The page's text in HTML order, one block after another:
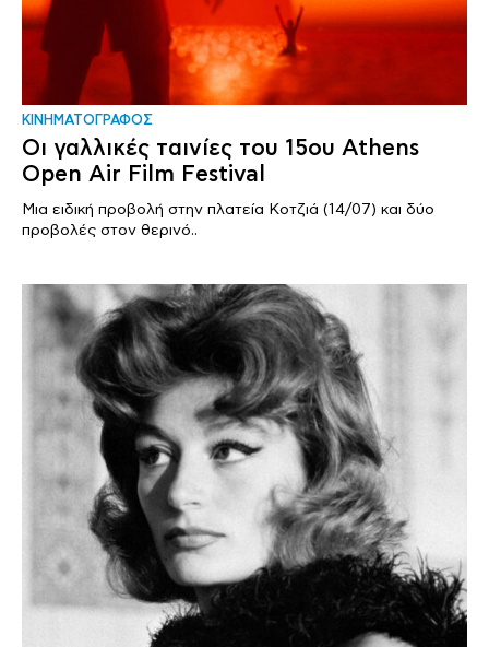
ΚΙΝΗΜΑΤΟΓΡΑΦΟΣ
Οι γαλλικές ταινίες του 15ου Athens
Open Air Film Festival
Μια ειδική προβολή στην πλατεία Κοτζιά (14/07) και δύο
προβολές στον θερινό..